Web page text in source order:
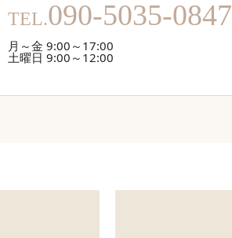
TEL.090-5035-0847
月～金 9:00～17:00
土曜日 9:00～12:00